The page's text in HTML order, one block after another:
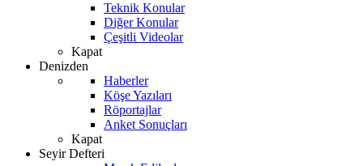
Teknik Konular
Diğer Konular
Çeşitli Videolar
Kapat
Denizden
Haberler
Köşe Yazıları
Röportajlar
Anket Sonuçları
Kapat
Seyir Defteri